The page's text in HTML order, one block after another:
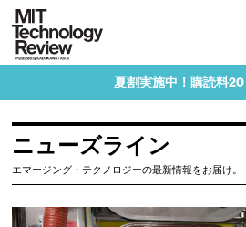
夏割実施中！購読料20
ニューズライン
エマージング・テクノロジーの最新情報をお届け。